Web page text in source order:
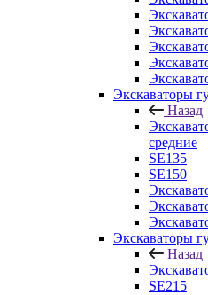
Экскаваторы
Назад
средние
SE135
SE150
Экскаваторы
Назад
SE215